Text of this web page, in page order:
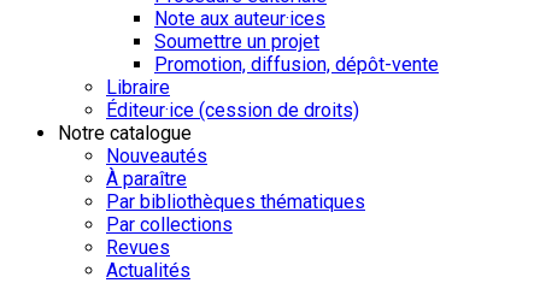
Note aux auteur·ices
Soumettre un projet
Promotion, diffusion, dépôt-vente
Libraire
Éditeur·ice (cession de droits)
Notre catalogue
Nouveautés
À paraître
Par bibliothèques thématiques
Par collections
Revues
Actualités